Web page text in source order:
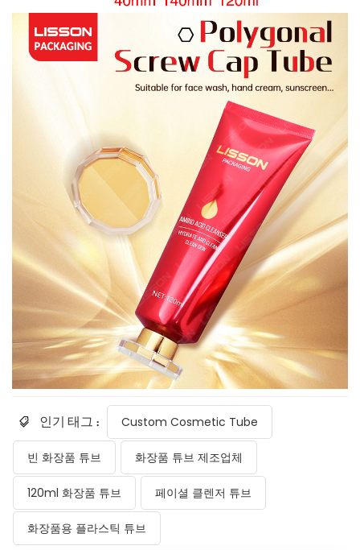
인기 태그 : Custom Cosmetic Tube
빈 화장품 튜브 화장품 튜브 제조업체
120ml 화장품 튜브 페이셜 클렌저 튜브
화장품용 플라스틱 튜브